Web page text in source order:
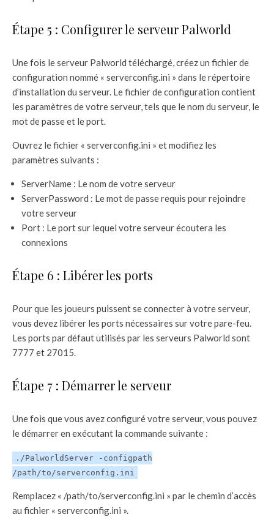
Étape 5 : Configurer le serveur Palworld
Une fois le serveur Palworld téléchargé, créez un fichier de
configuration nommé « serverconfig.ini » dans le répertoire
d’installation du serveur. Le fichier de configuration contient
les paramètres de votre serveur, tels que le nom du serveur, le
mot de passe et le port.
Ouvrez le fichier « serverconfig.ini » et modifiez les
paramètres suivants :
ServerName : Le nom de votre serveur
ServerPassword : Le mot de passe requis pour rejoindre
votre serveur
Port : Le port sur lequel votre serveur écoutera les
connexions
Étape 6 : Libérer les ports
Pour que les joueurs puissent se connecter à votre serveur,
vous devez libérer les ports nécessaires sur votre pare-feu.
Les ports par défaut utilisés par les serveurs Palworld sont
7777 et 27015.
Étape 7 : Démarrer le serveur
Une fois que vous avez configuré votre serveur, vous pouvez
le démarrer en exécutant la commande suivante :
./PalworldServer -configpath
/path/to/serverconfig.ini
Remplacez « /path/to/serverconfig.ini » par le chemin d’accès
au fichier « serverconfig.ini ».